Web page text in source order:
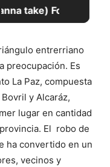
entrerriano
preocupación. Es
La Paz, compuesta
y Alcaráz,
lugar en cantidad
El robo de
ha convertido en un
vecinos y